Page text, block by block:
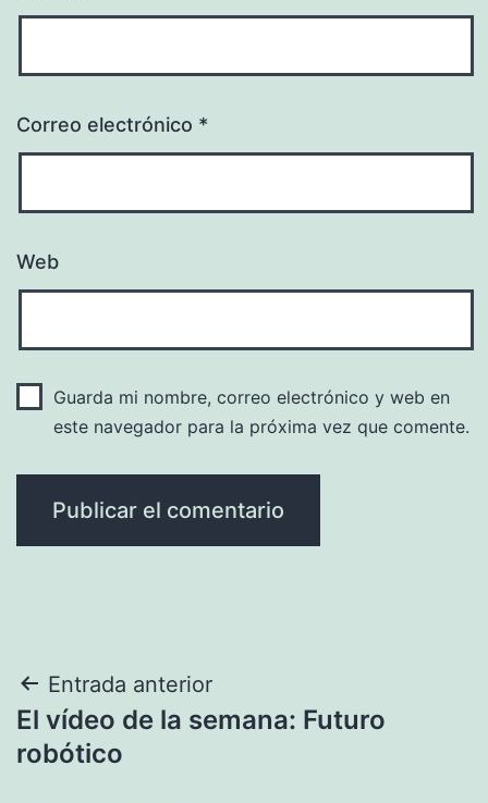
Correo electrónico *
Web
Guarda mi nombre, correo electrónico y web en
este navegador para la próxima vez que comente.
Navegación
de
Entrada anterior
El vídeo de la semana: Futuro
robótico